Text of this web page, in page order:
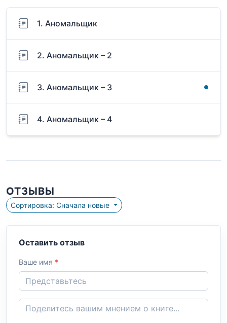
1. Аномальщик
2. Аномальщик – 2
3. Аномальщик – 3
4. Аномальщик – 4
ОТЗЫВЫ
Сортировка: Сначала новые
Оставить отзыв
Ваше имя *